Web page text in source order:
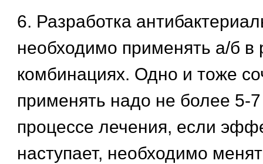
6. Разработка
необходимо применять а/б в
комбинациях. Одно и тоже
применять надо не более 5-
процессе лечения, если
наступает, необходимо